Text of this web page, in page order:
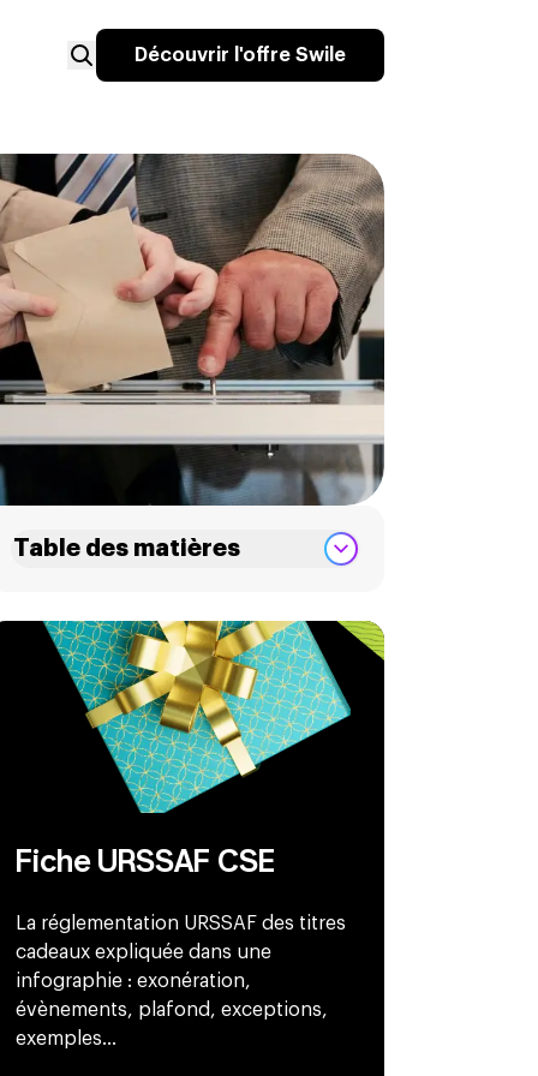
Découvrir l'offre Swile
Table des matières
Fiche URSSAF CSE
La réglementation URSSAF des titres
cadeaux expliquée dans une
infographie : exonération,
évènements, plafond, exceptions,
exemples...